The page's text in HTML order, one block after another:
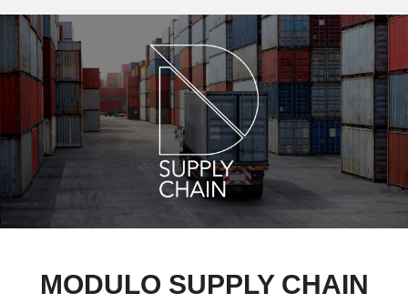
MODULO SUPPLY CHAIN